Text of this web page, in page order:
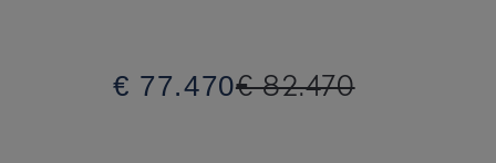
€ 77.470€ 82.470